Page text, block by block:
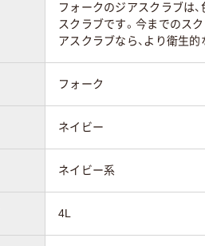
ポリエステル100%
スクラブ
リエステ
35%）
フォークのジアスクラブは
スクラブです。今までのス
アスクラブなら、より衛生
フォーク
ネイビー
ネイビー系
4L